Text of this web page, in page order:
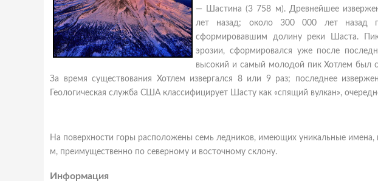
— Шастина (3 758 м). Древнейшее
лет назад; около 300 000 лет назад
сформировавшим долину реки Шаста.
эрозии, сформировался уже после
высокий и самый молодой пик Хотлем был
За время существования Хотлем извергался 8 или 9 раз; последнее
Геологическая служба США классифицирует Шасту как «спящий вулкан»,
На поверхности горы расположены семь ледников, имеющих уникальные
м, преимущественно по северному и восточному склону.
Информация